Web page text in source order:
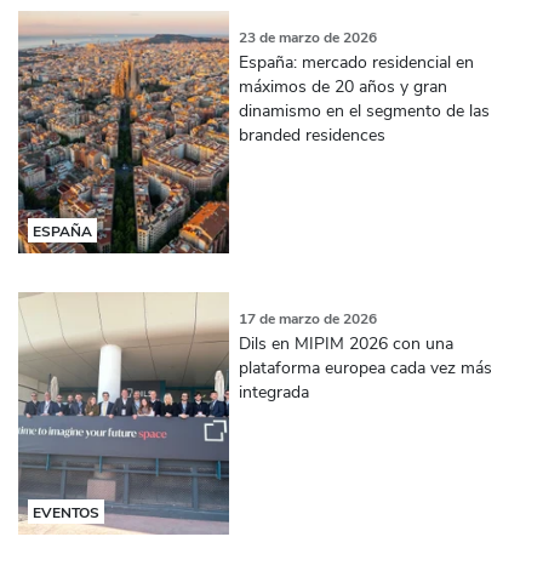
ESPAÑA
23 de marzo de 2026
España: mercado residencial en
máximos de 20 años y gran
dinamismo en el segmento de las
branded residences
EVENTOS
17 de marzo de 2026
Dils en MIPIM 2026 con una
plataforma europea cada vez más
integrada